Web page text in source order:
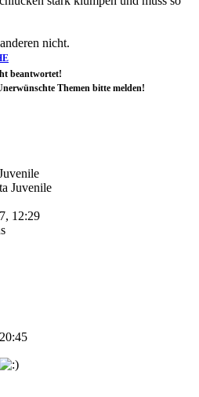
nicht.
beantwortet!
Themen bitte melden!
12:29